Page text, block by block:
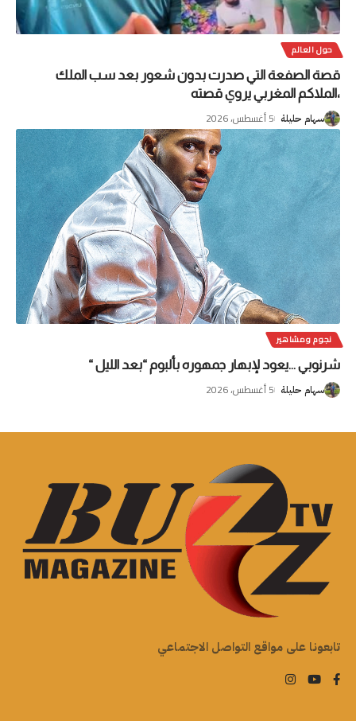
حول العالم
قصة الصفعة التي صدرت بدون شعور بعد سب الملك
،الملاكم المغربي يروي قصته
سهام حليلة 5 أغسطس، 2026
نجوم ومشاهير
شرنوبي …يعود لإبهار جمهوره بألبوم “بعد الليل “
سهام حليلة 5 أغسطس، 2026
تابعونا على مواقع التواصل الاجتماعي